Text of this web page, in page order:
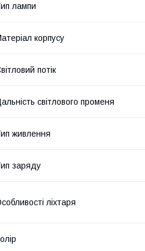
лампи
корпусу
потік
світлового променя
живлення
заряду
ліхтаря